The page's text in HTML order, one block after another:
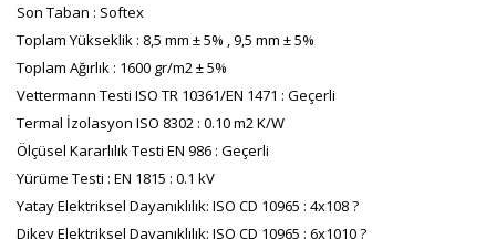
Son Taban : Softex
Toplam Yükseklik : 8,5 mm ± 5% , 9,5 mm ± 5%
Toplam Ağırlık : 1600 gr/m2 ± 5%
Vettermann Testi ISO TR 10361/EN 1471 : Geçerli
Termal İzolasyon ISO 8302 : 0.10 m2 K/W
Ölçüsel Kararlılık Testi EN 986 : Geçerli
Yürüme Testi : EN 1815 : 0.1 kV
Yatay Elektriksel Dayanıklılık: ISO CD 10965 : 4x108 ?
Dikey Elektriksel Dayanıklılık: ISO CD 10965 : 6x1010 ?